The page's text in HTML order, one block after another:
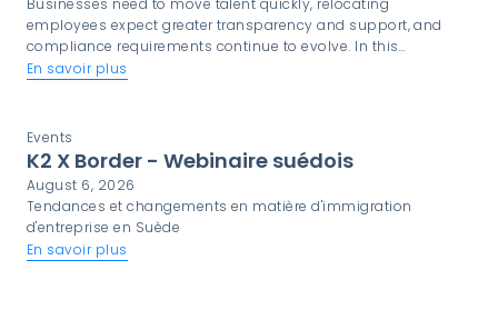
Businesses need to move talent quickly, relocating
employees expect greater transparency and support, and
compliance requirements continue to evolve. In this
environment, trust is not simply a desirable quality. It is a
En savoir plus
Events
K2 X Border - Webinaire suédois
August 6, 2026
Tendances et changements en matière d'immigration
d'entreprise en Suède
En savoir plus